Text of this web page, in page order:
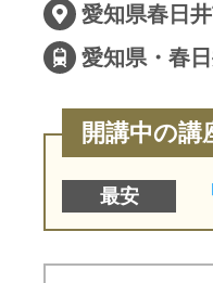
愛知県春日
愛知県・春
開講中の講
最安